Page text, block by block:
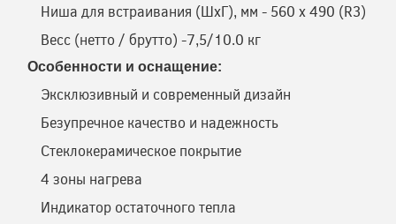
Ниша для встраивания (ШхГ), мм - 560 х 490 (R3)
Весс (нетто / брутто) -7,5/10.0 кг
Особенности и оснащение:
Эксклюзивный и современный дизайн
Безупречное качество и надежность
Стеклокерамическое покрытие
4 зоны нагрева
Индикатор остаточного тепла